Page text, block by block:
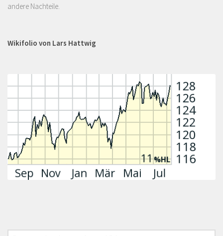
andere Nachteile.
Wikifolio von Lars Hattwig